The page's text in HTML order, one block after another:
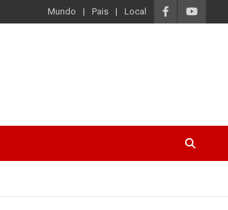
Mundo Pais Local